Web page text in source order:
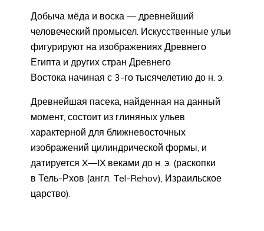
Добыча мёда и воска — древнейший
человеческий промысел. Искусственные ульи
фигурируют на изображениях Древнего
Египта и других стран Древнего
Востока начиная с 3-го тысячелетию до н. э.
Древнейшая пасека, найденная на данный
момент, состоит из глиняных ульев
характерной для ближневосточных
изображений цилиндрической формы, и
датируется X—IX веками до н. э. (раскопки
в Тель-Рхов (англ. Tel-Rehov), Израильское
царство).